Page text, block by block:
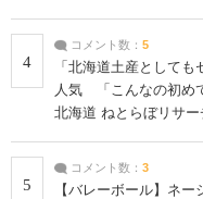
4
コメント数： 5
「北海道土産として
人気 「こんなの初め
北海道 ねとらぼリサー
5
コメント数： 3
【バレーボール】ネ